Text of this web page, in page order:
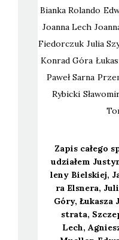
Bianka Rolando
Joanna Lech
Fiedorczuk Julia
Konrad Góra
PawełSarna
Rybicki
Zapis całe­go
udzia­łem
le­ny Biel­skiej,
ra Elsne­ra,
Góry, Łuka­sza
stra­ta,
Lech,